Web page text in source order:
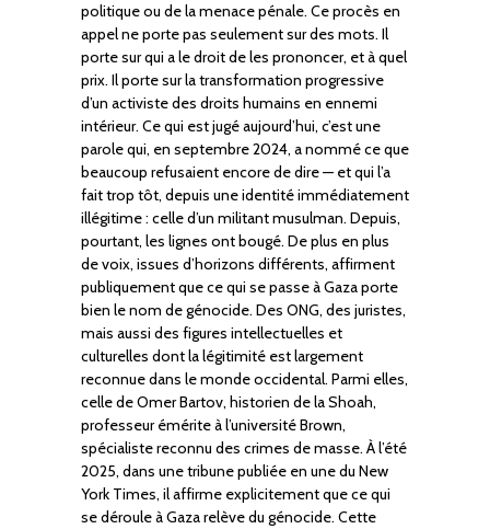
politique ou de la menace pénale. Ce procès en
appel ne porte pas seulement sur des mots. Il
porte sur qui a le droit de les prononcer, et à quel
prix. Il porte sur la transformation progressive
d’un activiste des droits humains en ennemi
intérieur. Ce qui est jugé aujourd’hui, c’est une
parole qui, en septembre 2024, a nommé ce que
beaucoup refusaient encore de dire — et qui l’a
fait trop tôt, depuis une identité immédiatement
illégitime : celle d’un militant musulman. Depuis,
pourtant, les lignes ont bougé. De plus en plus
de voix, issues d’horizons différents, affirment
publiquement que ce qui se passe à Gaza porte
bien le nom de génocide. Des ONG, des juristes,
mais aussi des figures intellectuelles et
culturelles dont la légitimité est largement
reconnue dans le monde occidental. Parmi elles,
celle de Omer Bartov, historien de la Shoah,
professeur émérite à l’université Brown,
spécialiste reconnu des crimes de masse. À l’été
2025, dans une tribune publiée en une du New
York Times, il affirme explicitement que ce qui
se déroule à Gaza relève du génocide. Cette